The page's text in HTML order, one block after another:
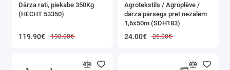
Dārza rati, piekabe 350Kg
(HECHT 53350)
119.90€ 198.00€
Agrotekstils / Agroplēve /
dārza pārsegs pret nezālēm
1,6x50m (SDH183)
24.00€ 26.00€